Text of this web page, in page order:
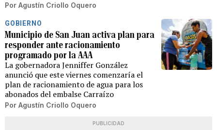
Por Agustín Criollo Oquero
GOBIERNO
Municipio de San Juan activa plan para
responder ante racionamiento
programado por la AAA
La gobernadora Jenniffer González
anunció que este viernes comenzaría el
plan de racionamiento de agua para los
abonados del embalse Carraízo
Por Agustín Criollo Oquero
PUBLICIDAD